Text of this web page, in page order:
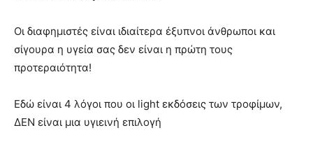
Οι διαφημιστές είναι ιδιαίτερα έξυπνοι άνθρωποι και
σίγουρα η υγεία σας δεν είναι η πρώτη τους
προτεραιότητα!
Εδώ είναι 4 λόγοι που οι light εκδόσεις των τροφίμων,
ΔΕΝ είναι μια υγιεινή επιλογή